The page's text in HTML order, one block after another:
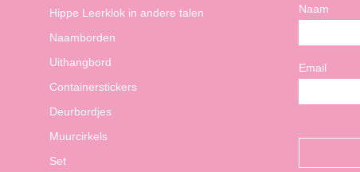
Hippe Leerklok in andere talen
Naamborden
Uithangbord
Containerstickers
Deurbordjes
Muurcirkels
Set
Naam
Email